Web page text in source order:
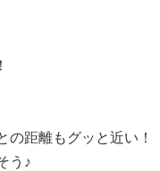
の距離もグッと近い！
う♪